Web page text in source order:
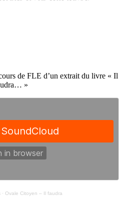
de FLE d’un extrait du livre « Il
»
· Ovale Citoyen – Il faudra